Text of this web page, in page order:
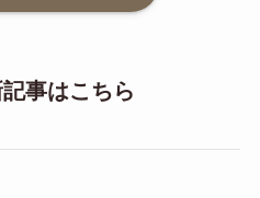
事はこちら